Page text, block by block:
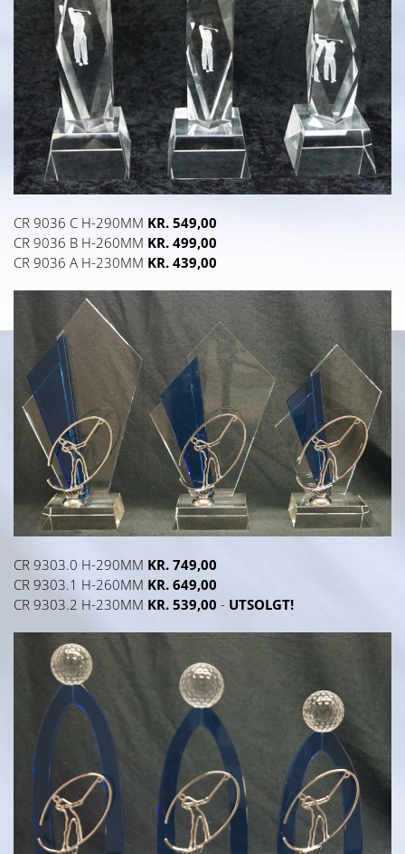
CR 9036 C H-290MM KR. 549,00
CR 9036 B H-260MM KR. 499,00
CR 9036 A H-230MM KR. 439,00
CR 9303.0 H-290MM KR. 749,00
CR 9303.1 H-260MM KR. 649,00
CR 9303.2 H-230MM KR. 539,00 - UTSOLGT!